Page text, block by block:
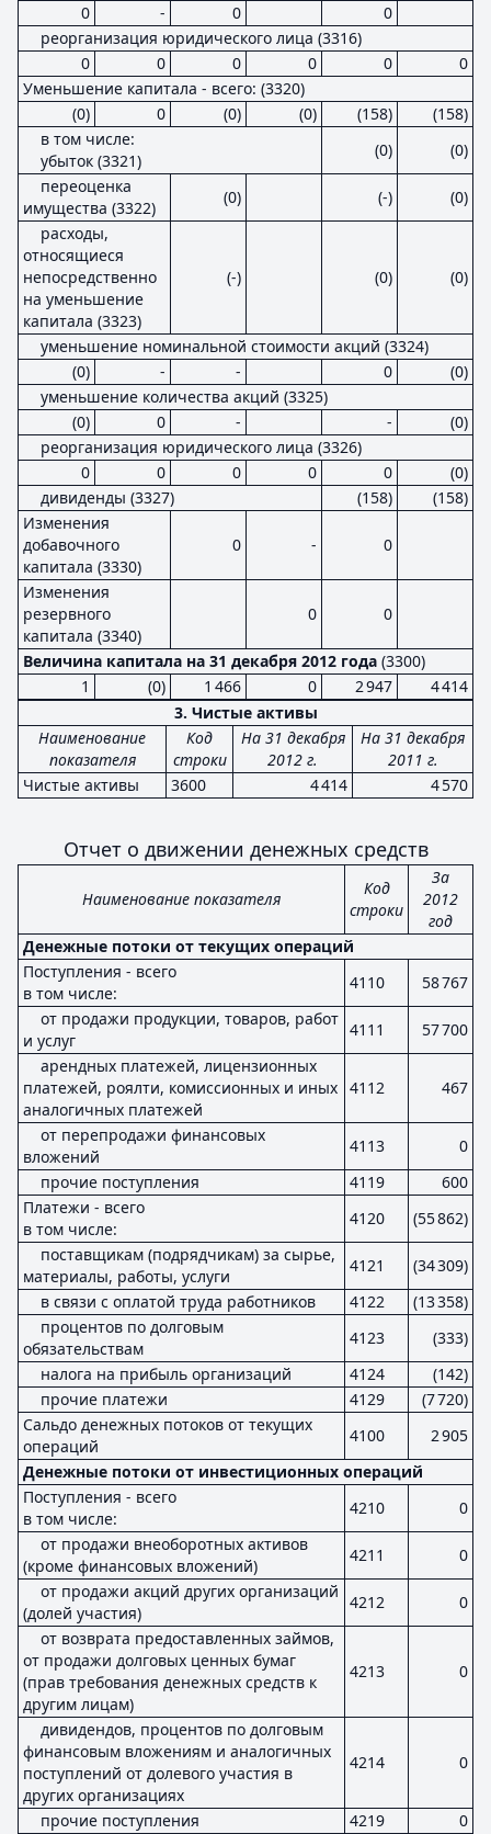
0 - 0
0
реорганизация юридического лица (3316)
0
0 0 0 0
0
Уменьшение капитала - всего: (3320)
(0)
0 (0) (0) (158)
(158)
в том числе:
убыток (3321)
(0)
(0)
переоценка
имущества (3322)
(0) (-)
(0)
расходы,
относящиеся
непосредственно
на уменьшение
капитала (3323)
(-) (0) (0)
уменьшение номинальной стоимости акций (3324)
(0)
- - 0
(0)
уменьшение количества акций (3325)
(0)
0 - -
(0)
реорганизация юридического лица (3326)
0
0 0 0 0
(0)
дивиденды (3327)
(158)
(158)
Изменения
добавочного
капитала (3330)
0 - 0
Изменения
резервного
капитала (3340)
0 0
Величина капитала на 31 декабря 2012 года (3300)
1
(0) 1 466 0 2 947
4 414
3. Чистые активы
Наименование
показателя
Код
строки
На 31 декабря
2012 г.
На 31 декабря
2011 г.
Чистые активы
3600 4 414 4 570
Отчет о движении денежных средств
Наименование показателя
Код
строки
За
2012
год
Денежные потоки от текущих операций
Поступления - всего
в том числе:
4110
58 767
от продажи продукции, товаров, работ
и услуг
4111
57 700
арендных платежей, лицензионных
платежей, роялти, комиссионных и иных
аналогичных платежей
4112 467
от перепродажи финансовых
вложений
4113
0
прочие поступления
4119
600
Платежи - всего
в том числе:
4120
(55 862)
поставщикам (подрядчикам) за сырье,
материалы, работы, услуги
4121
(34 309)
в связи с оплатой труда работников
4122
(13 358)
процентов по долговым
обязательствам
4123
(333)
налога на прибыль организаций
4124
(142)
прочие платежи
4129
(7 720)
Сальдо денежных потоков от текущих
операций
4100
2 905
Денежные потоки от инвестиционных операций
Поступления - всего
в том числе:
4210
0
от продажи внеоборотных активов
(кроме финансовых вложений)
4211
0
от продажи акций других организаций
(долей участия)
4212
0
от возврата предоставленных займов,
от продажи долговых ценных бумаг
(прав требования денежных средств к
другим лицам)
4213 0
дивидендов, процентов по долговым
финансовым вложениям и аналогичных
поступлений от долевого участия в
других организациях
4214 0
прочие поступления 4219
0